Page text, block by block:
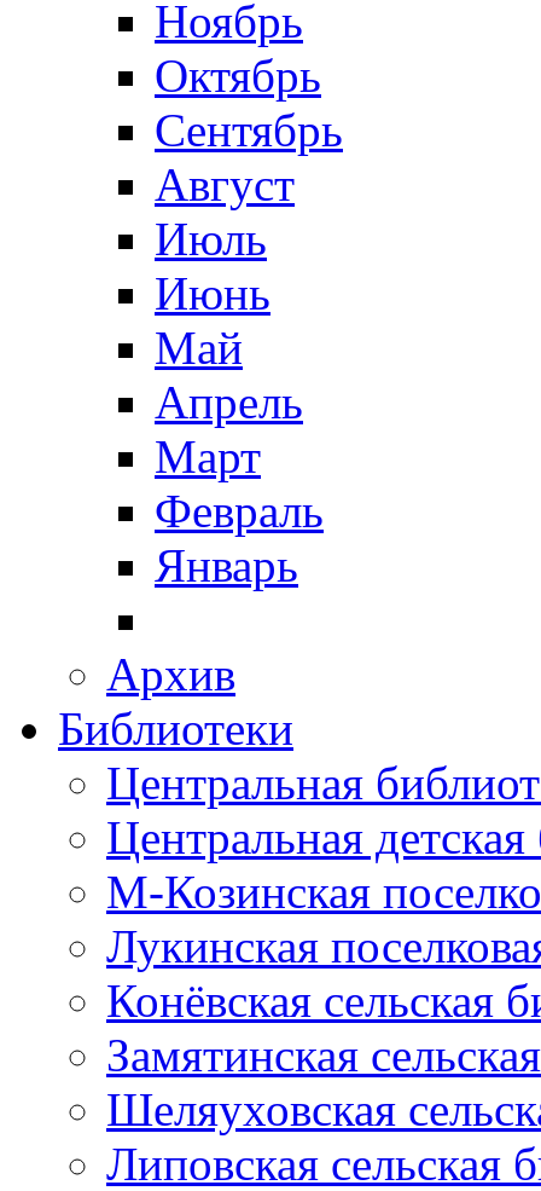
Ноябрь
Октябрь
Сентябрь
Август
Июль
Июнь
Май
Апрель
Март
Февраль
Январь
Архив
Библиотеки
Центральная
Центральная
М-Козинская
Лукинская
Конёвская сельская
Замятинская
Шеляуховская
Липовская сельская